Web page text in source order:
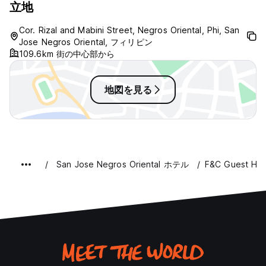
立地
Cor. Rizal and Mabini Street, Negros Oriental, Phi, San
Jose Negros Oriental, フィリピン
109.6km 街の中心部から
地図を見る
San Jose Negros Oriental ホテル F&C Guest